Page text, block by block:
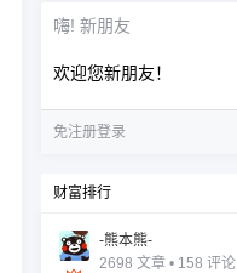
嗨! 新朋友
欢迎您新朋友！
免注册登录
财富排行
-熊本熊-
2698 文章 • 158 评论